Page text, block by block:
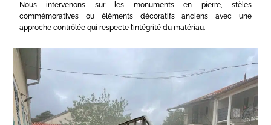
Nous intervenons sur les monuments en pierre, stèles
commémoratives ou éléments décoratifs anciens avec une
approche contrôlée qui respecte l’intégrité du matériau.